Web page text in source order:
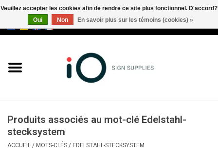
Marques
Appelez-nous au +32 3 353 67
Produits associés au mot-clé Edelstahl-
stecksystem
ACCUEIL / MOTS-CLÉS / EDELSTAHL-STECKSYSTEM
Veuillez accepter les cookies afin de rendre ce site plus fonctionnel. D'accord?
Oui
Non En savoir plus sur les témoins (cookies) »